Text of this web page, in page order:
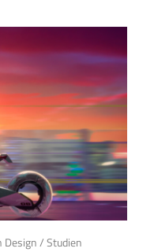
Design/Studien